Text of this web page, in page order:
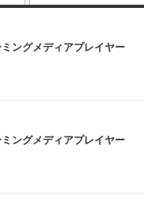
ングメディアプレイヤー
ングメディアプレイヤー